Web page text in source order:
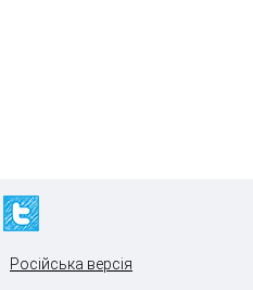
Російська версія